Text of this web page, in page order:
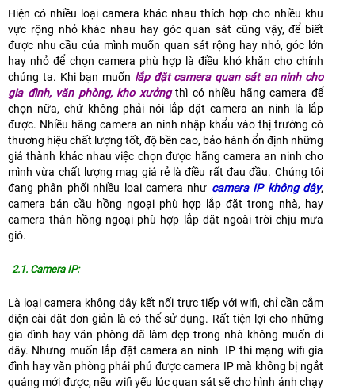
Hiện có nhiều loại camera khác nhau thích hợp cho nhiều khu
vực rộng nhỏ khác nhau hay góc quan sát cũng vậy, để biết
được nhu cầu của mình muốn quan sát rộng hay nhỏ, góc lớn
hay nhỏ để chọn camera phù hợp là điều khó khăn cho chính
chúng ta. Khi bạn muốn lắp đặt camera quan sát an ninh cho
gia đình, văn phòng, kho xưởngthì có nhiều hãng camera để
chọn nữa, chứ không phải nói lắp đặt camera an ninh là lắp
được. Nhiều hãng camera an ninh nhập khẩu vào thị trường có
thương hiệu chất lượng tốt, độ bền cao, bảo hành ổn định những
giá thành khác nhau việc chọn được hãng camera an ninh cho
mình vừa chất lượng mag giá rẻ là điều rất đau đầu. Chúng tôi
đang phân phối nhiều loại camera như camera IP không dây,
camera bán cầu hồng ngoại phù hợp lắp đặt trong nhà, hay
camera thân hồng ngoại phù hợp lắp đặt ngoài trời chịu mưa
gió.
2.1. Camera IP:
Là loại camera không dây kết nối trực tiếp với wifi, chỉ cần cắm
điện cài đặt đơn giản là có thể sử dụng. Rất tiện lợi cho những
gia đình hay văn phòng đã làm đẹp trong nhà không muốn đi
dây. Nhưng muốn lắp đặt camera an ninh IP thì mạng wifi gia
đình hay văn phòng phải phủ được camera IP mà không bị ngắt
quảng mới được, nếu wifi yếu lúc quan sát sẽ cho hình ảnh chạy